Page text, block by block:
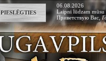
PIESLĒGTIES
06.08.2026
Laipni lūdzam mūsu
Приветствую Вас ,